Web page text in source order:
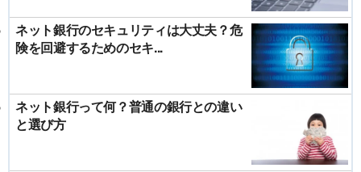
ネット銀行のセキュリティは大丈夫？危
険を回避するためのセキ...
ネット銀行って何？普通の銀行との違い
と選び方